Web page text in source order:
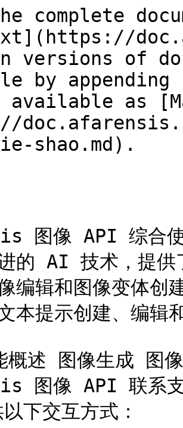
complete
versions of
by
available as
shao.md).
图像 API 综合
的 AI 技术，提供
编辑和图像变体创
本提示创建、编辑
概述 图像生成 图
图像 API 联系
下交互方式：